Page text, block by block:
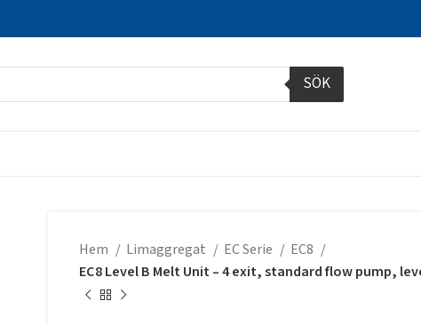
SÖK
Hem Limaggregat EC Serie
EC8
EC8 Level B Melt Unit – 4 exit, standard flow pump,